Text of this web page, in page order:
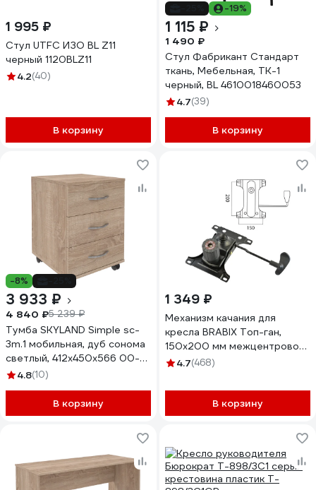
1 995 ₽
Стул UTFC ИЗО BL Z11
черный 1120BLZ11
4.2(40)
В корзину
-19%
1 115 ₽
1 490 ₽
Стул Фабрикант Стандарт
ткань, Мебельная, ТК-1
черный, BL 4610018460053
4.7(39)
В корзину
-8%
3 933 ₽
4 840 ₽5 239 ₽
Тумба SKYLAND Simple sc-
3m.1 мобильная, дуб сонома
светлый, 412x450x566 00-
07101386
4.8(10)
В корзину
1 349 ₽
Механизм качания для
кресла BRABIX Топ-ган,
150х200 мм межцентровое
расстояние крепежа
4.7(468)
В корзину